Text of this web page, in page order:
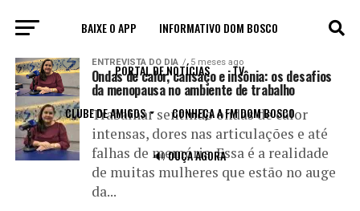
BAIXE O APP INFORMATIVO DOM BOSCO
PORTAL DE NOTÍCIAS TV
CLUBE DE AMIGOS CONHEÇA A FM DOM BOSCO
🔊 OUÇA AGORA
All posts tagged "mental"
ENTREVISTA DO DIA 5 meses ago
Ondas de calor, cansaço e insônia: os desafios
da menopausa no ambiente de trabalho
Trabalhar sentindo ondas de calor
intensas, dores nas articulações e até
falhas de memória. Essa é a realidade
de muitas mulheres que estão no auge
da...